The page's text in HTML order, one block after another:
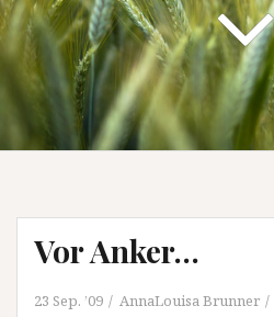
Vor Anker…
23 Sep. ’09 AnnaLouisa Brunner